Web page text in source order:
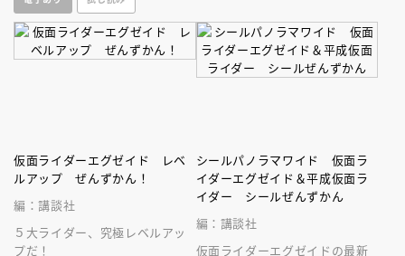
仮面ライダーエグゼイド レベ
ルアップ ぜんずかん！
編：講談社
５大ライダー、究極レベルアッ
プだ！
シールパノラマワイド 仮面ラ
イダーエグゼイド＆平成仮面ラ
イダー シールぜんずかん
編：講談社
仮面ライダーエグゼイドの最新